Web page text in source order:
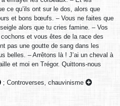
ce qu’ils ont sur le dos, alors que
et bons bœufs. – Vous ne faites que
alors que tu cries famine. – Vos
et vous êtes de la race des
pas une goutte de sang dans les
belles. – Arrêtons là ! J’ai un cheval à
et moi en Trégor. Quittons-nous
; Controverses, chauvinisme